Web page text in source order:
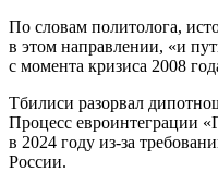
По словам политолога,
в этом направлении, «и
с момента кризиса 2008
Тбилиси разорвал
Процесс евроинтеграции
в 2024 году из-за
России.